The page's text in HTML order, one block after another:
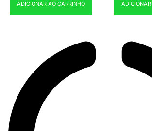
ADICIONAR AO CARRINHO